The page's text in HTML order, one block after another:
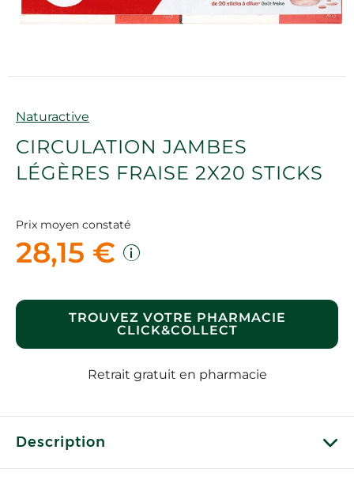
Marque
Naturactive
CIRCULATION JAMBES
LÉGÈRES FRAISE 2X20 STICKS
Prix moyen constaté
28,15 €
TROUVEZ VOTRE PHARMACIE
CLICK&COLLECT
Retrait gratuit en pharmacie
Description